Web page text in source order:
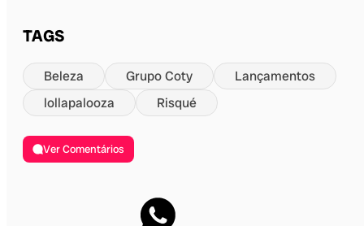
TAGS
Beleza Grupo Coty
Lançamentos
lollapalooza
Risqué
Ver Comentários